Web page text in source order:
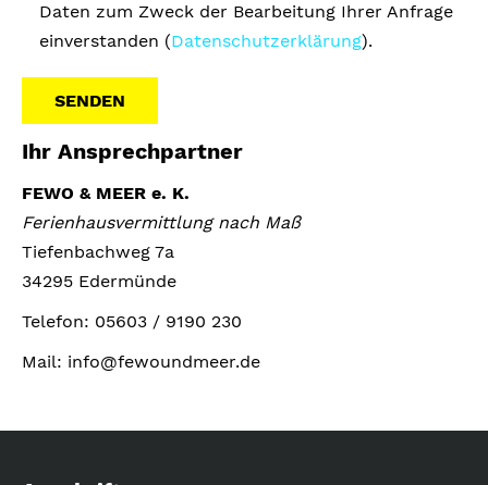
Daten zum Zweck der Bearbeitung Ihrer Anfrage
einverstanden (Datenschutzerklärung).
A
a
t
Ihr Ansprechpartner
FEWO & MEER e. K.
Ferienhausvermittlung nach Maß
Tiefenbachweg 7a
34295 Edermünde
Telefon: 05603 / 9190 230
Mail: info@fewoundmeer.de